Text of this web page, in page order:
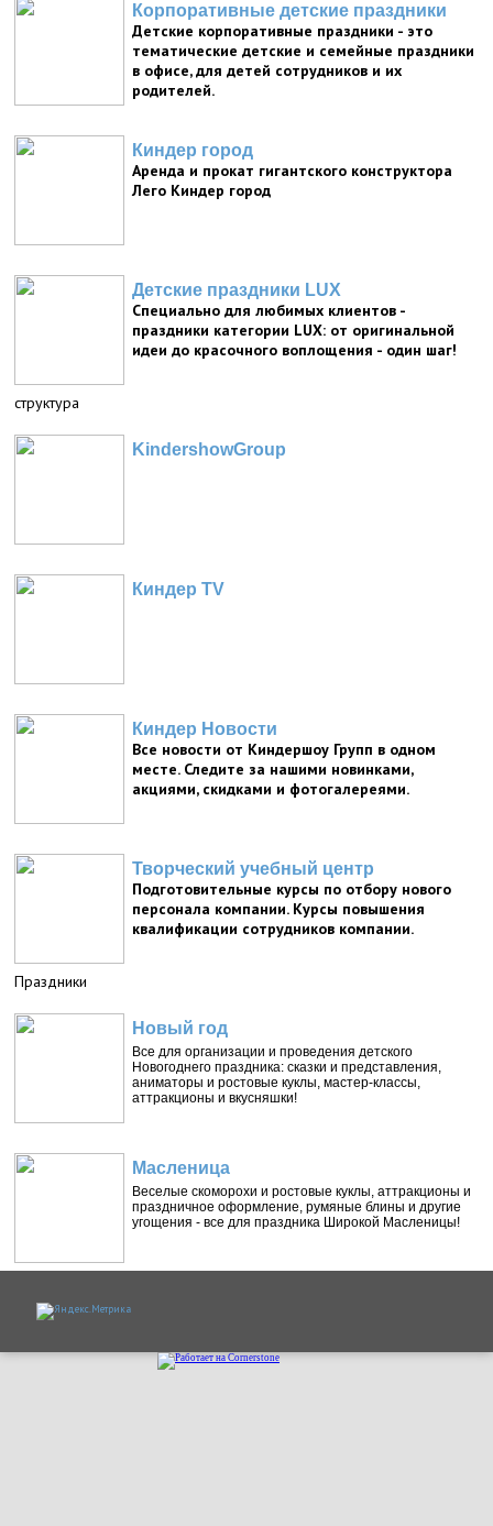
Корпоративные детские праздники
Детские корпоративные праздники - это
тематические детские и семейные праздники
в офисе, для детей сотрудников и их
родителей.
Киндер город
Аренда и прокат гигантского конструктора
Лего Киндер город
Детские праздники LUX
Специально для любимых клиентов -
праздники категории LUX: от оригинальной
идеи до красочного воплощения - один шаг!
структура
KindershowGroup
Киндер TV
Киндер Новости
Все новости от Киндершоу Групп в одном
месте. Следите за нашими новинками,
акциями, скидками и фотогалереями.
Творческий учебный центр
Подготовительные курсы по отбору нового
персонала компании. Курсы повышения
квалификации сотрудников компании.
Праздники
Новый год
Все для организации и проведения детского
Новогоднего праздника: сказки и представления,
аниматоры и ростовые куклы, мастер-классы,
аттракционы и вкусняшки!
Масленица
Веселые скоморохи и ростовые куклы, аттракционы и
праздничное оформление, румяные блины и другие
угощения - все для праздника Широкой Масленицы!